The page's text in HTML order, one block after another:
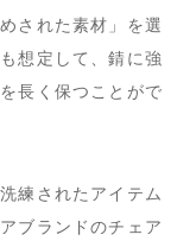
された素材」を選
想定して、錆に強
長く保つことがで
練されたアイテム
ブランドのチェア